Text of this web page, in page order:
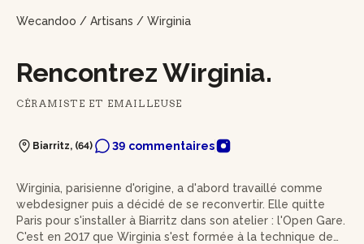
Wecandoo / Artisans / Wirginia
Rencontrez Wirginia.
CÉRAMISTE ET EMAILLEUSE
Biarritz, (64) 39 commentaires
Wirginia, parisienne d'origine, a d'abord travaillé comme
webdesigner puis a décidé de se reconvertir. Elle quitte
Paris pour s'installer à Biarritz dans son atelier : l'Open Gare.
C'est en 2017 que Wirginia s'est formée à la technique des